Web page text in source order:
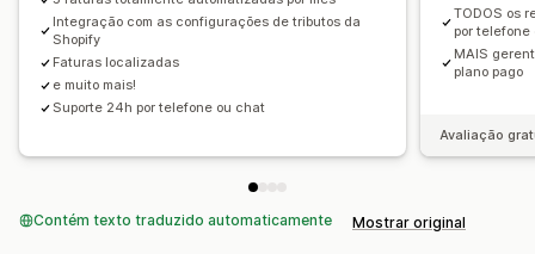
Impressão e exportação
Numeração sequencial
Integração com as configurações de tributos da
Shopify
Faturas localizadas
e muito mais!
Suporte 24h por telefone ou chat
TODOS os
por
MAIS
plano pago
Avaliação
Contém texto traduzido automaticamente Mostrar original